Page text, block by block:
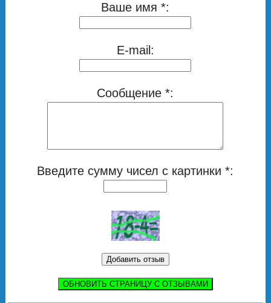
Ваше имя *:
E-mail:
Сообщение *:
Введите сумму чисел с картинки *:
ОБНОВИТЬ СТРАНИЦУ С ОТЗЫВАМИ